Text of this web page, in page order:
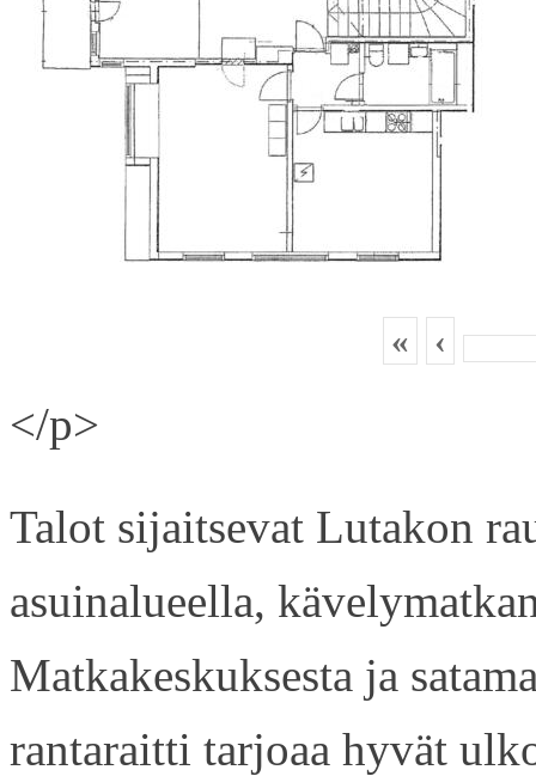
« ‹
</p>
Talot sijaitsevat Lutakon
asuinalueella,
Matkakeskuksesta ja
rantaraitti tarjoaa hyvät